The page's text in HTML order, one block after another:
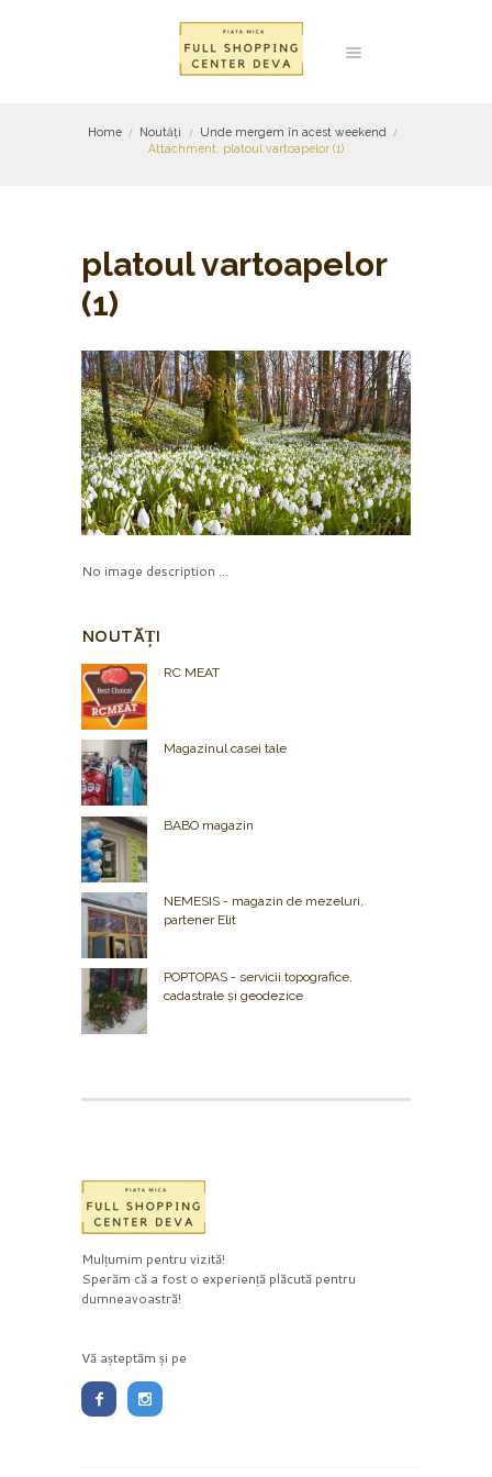
Home Noutăți
Unde mergem în acest weekend
Attachment: platoul vartoapelor (1)
platoul vartoapelor
(1)
No image description ...
NOUTĂȚI
RC MEAT
Magazinul casei tale
BABO magazin
NEMESIS - magazin de mezeluri,
partener Elit
POPTOPAS - servicii topografice,
cadastrale și geodezice
Mulțumim pentru vizită!
Sperăm că a fost o experiență plăcută pentru
dumneavoastră!
Vă așteptăm și pe